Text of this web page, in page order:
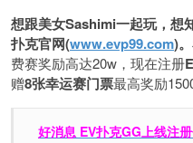
想跟美女Sashimi一起玩， 想
扑克官网(www.evp99.com)。
费赛奖励高达20w，现在注册
赠8张幸运赛门票最高奖励
好消息 EV扑克GG上线注